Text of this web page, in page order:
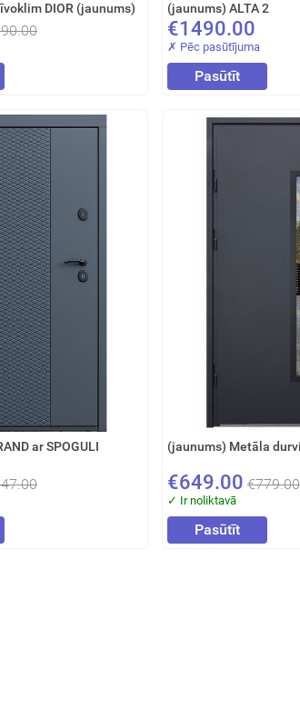
DIOR (jaunums) (jaunums) ALTA 2
€1490.00
✗ Pēc pasūtījuma
Pasūtīt
ar SPOGULI
(jaunums) Metāla
€649.00 €779.00
✓ Ir noliktavā
Pasūtīt